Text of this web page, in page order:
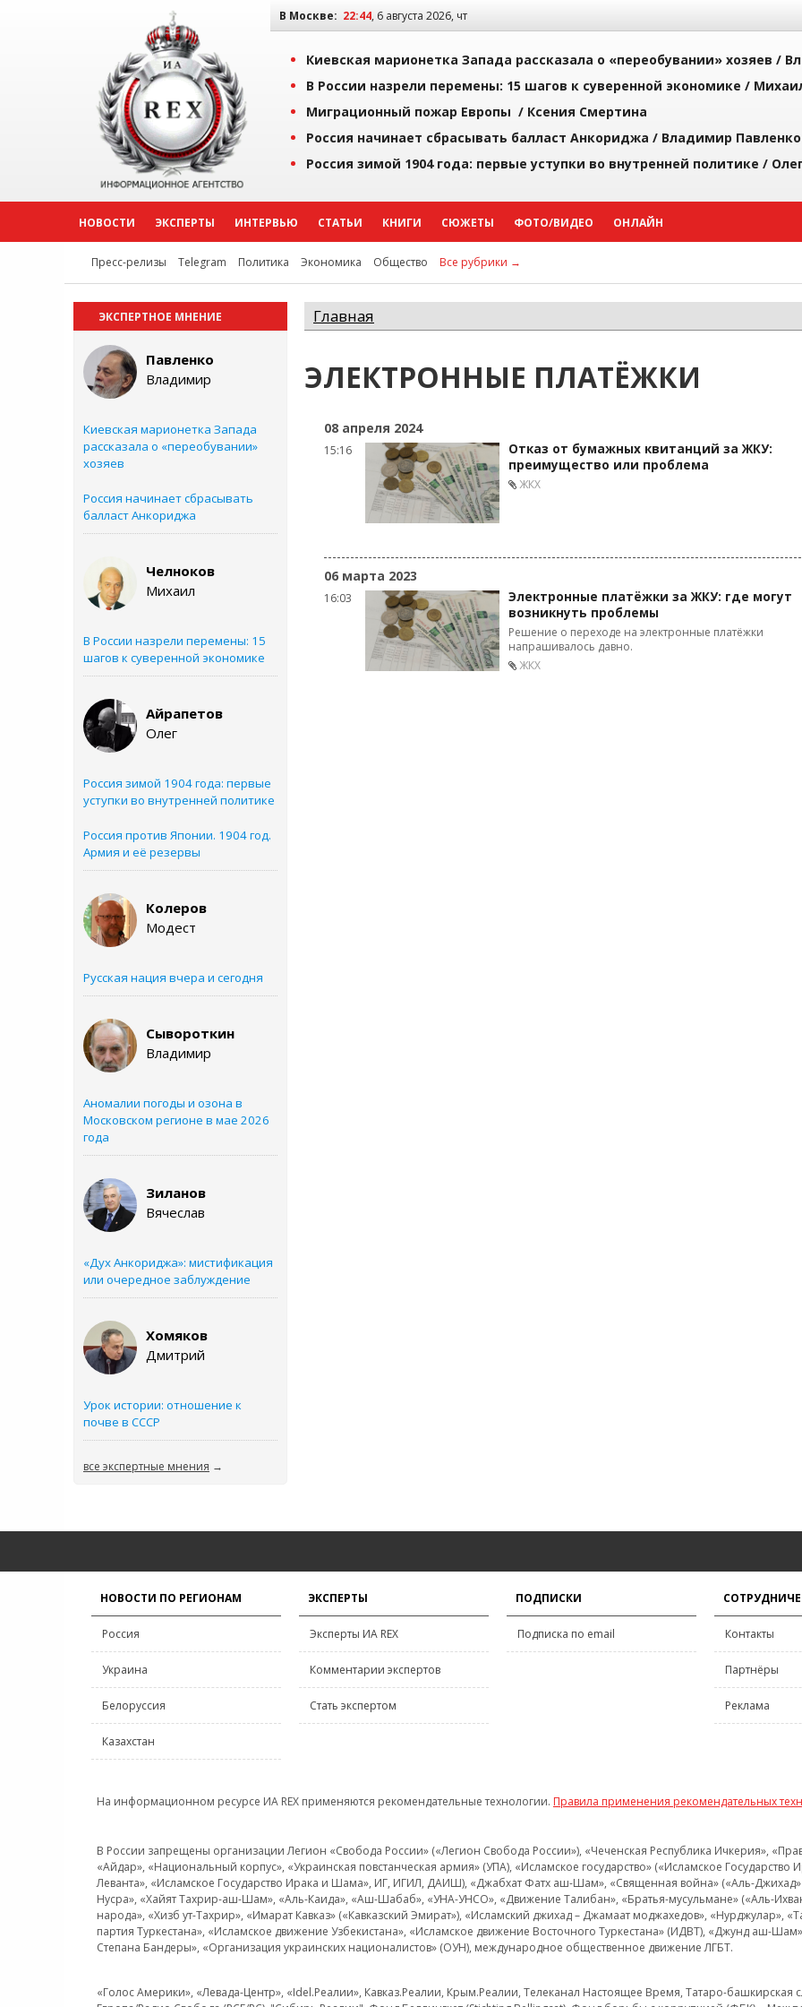
В Москве: 22:44, 6 августа 2026, чт
Киевская марионетка Запада рассказала о «переобувании» хозяев /
В России назрели перемены: 15 шагов к суверенной экономике /
Миграционный пожар Европы / Ксения Смертина
Россия начинает сбрасывать балласт Анкориджа / Владимир Павленко
Россия зимой 1904 года: первые уступки во внутренней политике /
НОВОСТИ ЭКСПЕРТЫ ИНТЕРВЬЮ СТАТЬИ КНИГИ СЮЖЕТЫ ФОТО/ВИДЕО ОНЛАЙН
Пресс-релизы Telegram Политика Экономика Общество Все рубрики →
ЭКСПЕРТНОЕ МНЕНИЕ
Павленко
Владимир
Киевская марионетка Запада
рассказала о «переобувании»
хозяев
Россия начинает сбрасывать
балласт Анкориджа
Челноков
Михаил
В России назрели перемены: 15
шагов к суверенной экономике
Айрапетов
Олег
Россия зимой 1904 года: первые
уступки во внутренней политике
Россия против Японии. 1904 год.
Армия и её резервы
Колеров
Модест
Русская нация вчера и сегодня
Сывороткин
Владимир
Аномалии погоды и озона в
Московском регионе в мае 2026
года
Зиланов
Вячеслав
«Дух Анкориджа»: мистификация
или очередное заблуждение
Хомяков
Дмитрий
Урок истории: отношение к
почве в СССР
все экспертные мнения →
Главная
ЭЛЕКТРОННЫЕ ПЛАТЁЖКИ
08 апреля 2024
15:16
Отказ от бумажных квитанций за ЖКУ:
преимущество или проблема
ЖКХ
06 марта 2023
16:03
Электронные платёжки за ЖКУ: где могут
возникнуть проблемы
Решение о переходе на электронные платёжки
напрашивалось давно.
ЖКХ
НОВОСТИ ПО РЕГИОНАМ
Россия
Украина
Белоруссия
Казахстан
ЭКСПЕРТЫ
Эксперты ИА REX
Комментарии экспертов
Стать экспертом
ПОДПИСКИ
Подписка по email Контакты
Партнёры
Реклама
На информационном ресурсе ИА REX применяются рекомендательные технологии. Правила применения рекомендательных
В России запрещены организации Легион «Свобода России» («Легион Свобода России»), «Чеченская Республика Ичкерия»,
«Айдар», «Национальный корпус», «Украинская повстанческая армия» (УПА), «Исламское государство» («Исламское
Леванта», «Исламское Государство Ирака и Шама», ИГ, ИГИЛ, ДАИШ), «Джабхат Фатх аш-Шам», «Священная война» («Аль-Джихад»
Нусра», «Хайят Тахрир-аш-Шам», «Аль-Каида», «Аш-Шабаб», «УНА-УНСО», «Движение Талибан», «Братья-мусульмане» («Аль-
народа», «Хизб ут-Тахрир», «Имарат Кавказ» («Кавказский Эмират»), «Исламский джихад – Джамаат моджахедов», «Нурджулар»,
партия Туркестана», «Исламское движение Узбекистана», «Исламское движение Восточного Туркестана» (ИДВТ), «Джунд аш-
Степана Бандеры», «Организация украинских националистов» (ОУН), международное общественное движение ЛГБТ.
«Голос Америки», «Левада-Центр», «Idel.Реалии», Кавказ.Реалии, Крым.Реалии, Телеканал Настоящее Время, Татаро-